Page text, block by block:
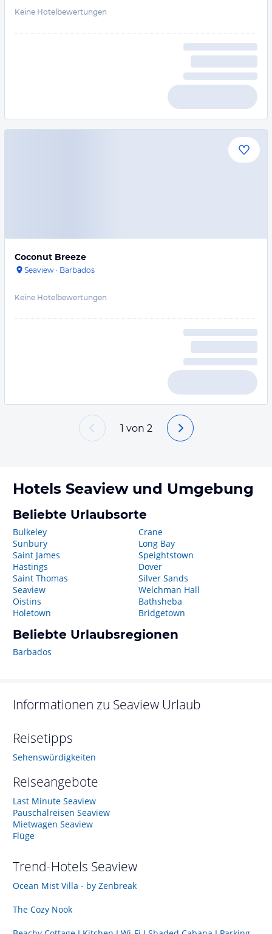
Keine Hotelbewertungen
Coconut Breeze
Seaview · Barbados
Keine Hotelbewertungen
1 von 2
Hotels Seaviewund Umgebung
Beliebte Urlaubsorte
Bulkeley
Sunbury
Saint James
Hastings
Saint Thomas
Seaview
Oistins
Holetown
Crane
Long Bay
Speightstown
Dover
Silver Sands
Welchman Hall
Bathsheba
Bridgetown
Beliebte Urlaubsregionen
Barbados
Informationen zu Seaview Urlaub
Reisetipps
Sehenswürdigkeiten
Reiseangebote
Last Minute Seaview
Pauschalreisen Seaview
Mietwagen Seaview
Flüge
Trend-Hotels Seaview
Ocean Mist Villa - by Zenbreak
The Cozy Nook